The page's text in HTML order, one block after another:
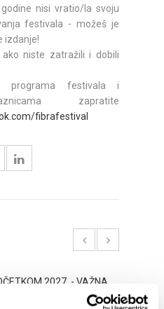
nisi vratio/la svoju
festivala - možeš je
izdanje!
niste zatražili i dobili
programa festivala i
zapratite
fibrafestival